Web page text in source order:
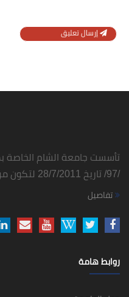
إرسال تعليق
تأسست جامعة الشام الخاصة
/97/ تاريخ 28/7/2011 لتكون مؤسسة رائدة في التعليم العالي.
تفاصيل
روابط هامة